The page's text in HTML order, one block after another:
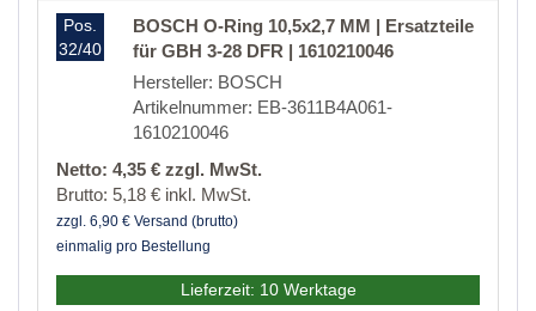
Pos.
32/40
BOSCH O-Ring 10,5x2,7 MM | Ersatzteile
für GBH 3-28 DFR | 1610210046
Hersteller: BOSCH
Artikelnummer: EB-3611B4A061-
1610210046
Netto: 4,35 € zzgl. MwSt.
Brutto: 5,18 € inkl. MwSt.
zzgl. 6,90 € Versand (brutto)
einmalig pro Bestellung
Lieferzeit: 10 Werktage